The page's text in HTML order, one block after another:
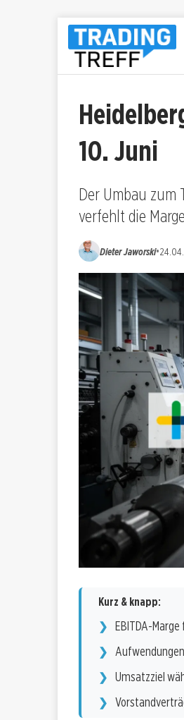
10. Juni
Der Umbau zum
verfehlt die
Dieter Jaworski•
Kurz & knapp:
EBITDA-
Umsatzziel